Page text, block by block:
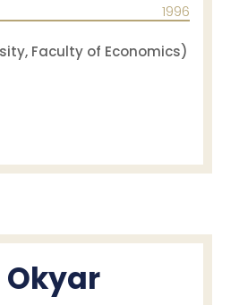
1996
Faculty of Economics)